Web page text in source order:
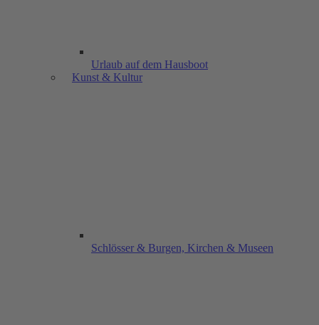
Urlaub auf dem Hausboot
Kunst & Kultur
Schlösser & Burgen, Kirchen & Museen